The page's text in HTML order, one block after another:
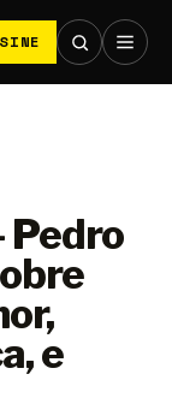
Pedro
e